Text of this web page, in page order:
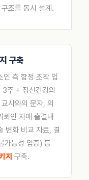
조를 동시 설계.
구축
측 함정 조작 입
주 + 정신건강의
사와의 문자, 의
뢰인 자매 출결내
변화 비교 자료, 결
가능성 입증) 등
지 구축.